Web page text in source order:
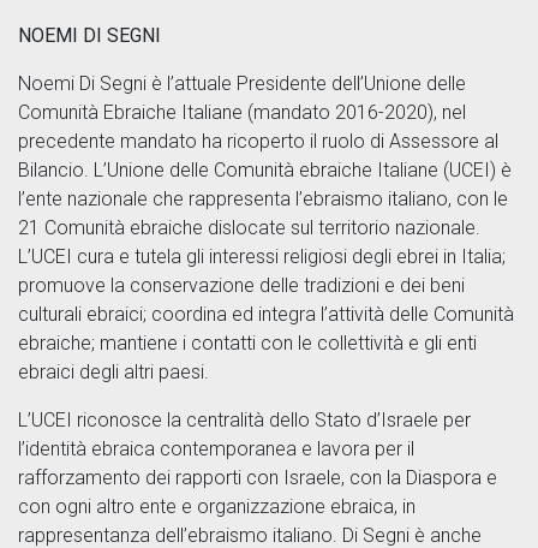
NOEMI DI SEGNI
Noemi Di Segni è l’attuale Presidente dell’Unione delle
Comunità Ebraiche Italiane (mandato 2016-2020), nel
precedente mandato ha ricoperto il ruolo di Assessore al
Bilancio. L’Unione delle Comunità ebraiche Italiane (UCEI) è
l’ente nazionale che rappresenta l’ebraismo italiano, con le
21 Comunità ebraiche dislocate sul territorio nazionale.
L’UCEI cura e tutela gli interessi religiosi degli ebrei in Italia;
promuove la conservazione delle tradizioni e dei beni
culturali ebraici; coordina ed integra l’attività delle Comunità
ebraiche; mantiene i contatti con le collettività e gli enti
ebraici degli altri paesi.
L’UCEI riconosce la centralità dello Stato d’Israele per
l’identità ebraica contemporanea e lavora per il
rafforzamento dei rapporti con Israele, con la Diaspora e
con ogni altro ente e organizzazione ebraica, in
rappresentanza dell’ebraismo italiano. Di Segni è anche